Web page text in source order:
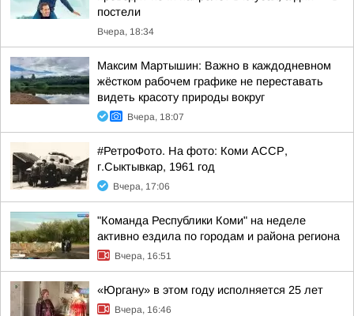
постели
Вчера, 18:34
Максим Мартышин: Важно в каждодневном
жёстком рабочем графике не переставать
видеть красоту природы вокруг
Вчера, 18:07
#РетроФото. На фото: Коми АССР,
г.Сыктывкар, 1961 год
Вчера, 17:06
"Команда Республики Коми" на неделе
активно ездила по городам и района региона
Вчера, 16:51
«Юргану» в этом году исполняется 25 лет
Вчера, 16:46